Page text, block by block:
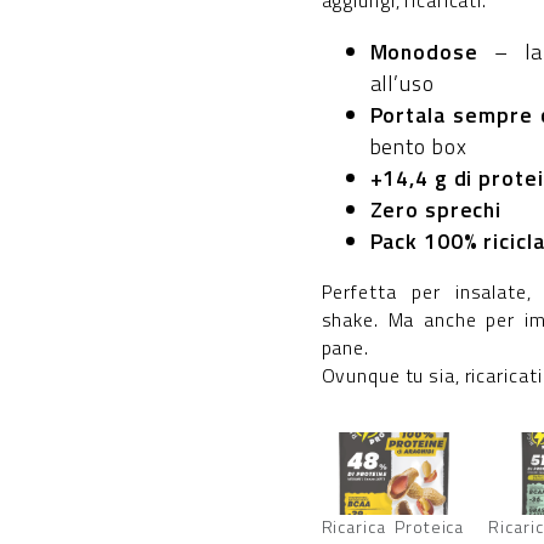
Monodose – la
all’uso
Portala sempre
bento box
+14,4 g di
Zero sprechi
Pack 100%
Perfetta per
shake. Ma anche per
pane.
Ovunque tu sia,
Ricarica Proteica